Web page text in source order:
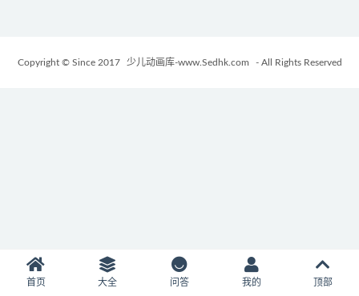
Copyright © Since 2017 少儿动画库-www.Sedhk.com - All Rights Reserved
首页 大全 问答 我的 顶部